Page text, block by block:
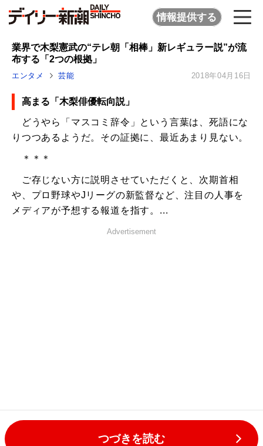
情報提供する
業界で木梨憲武の“テレ朝「相棒」新レギュラー説”が流
布する「2つの根拠」
エンタメ 芸能 2018年04月16日
高まる「木梨俳優転向説」
どうやら「マスコミ辞令」という言葉は、死語にな
りつつあるようだ。その証拠に、最近あまり見ない。
＊＊＊
ご存じない方に説明させていただくと、次期首相
や、プロ野球やJリーグの新監督など、注目の人事を
メディアが予想する報道を指す。...
Advertisement
つづきを読む